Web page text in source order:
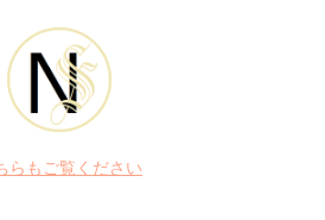
らもご覧ください